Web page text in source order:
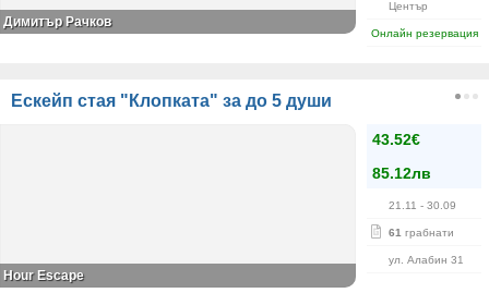
Център
Онлайн резервация
Димитър Рачков
Ескейп стая "Клопката" за до 5 души
43.52€
85.12лв
21.11 - 30.09
61 грабнати
ул. Алабин 31
Hour Escape